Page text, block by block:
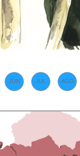
JUN JUL AGO